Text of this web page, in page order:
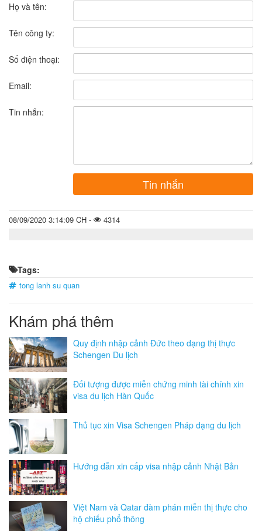
Họ và tên:
Tên công ty:
Số điện thoại:
Email:
Tin nhắn:
Tin nhắn
08/09/2020 3:14:09 CH - 4314
Tags:
tong lanh su quan
Khám phá thêm
Quy định nhập cảnh Đức theo dạng thị thực
Schengen Du lịch
Đối tượng được miễn chứng minh tài chính xin
visa du lịch Hàn Quốc
Thủ tục xin Visa Schengen Pháp dạng du lịch
Hướng dẫn xin cấp visa nhập cảnh Nhật Bản
Việt Nam và Qatar đàm phán miễn thị thực cho
hộ chiếu phổ thông